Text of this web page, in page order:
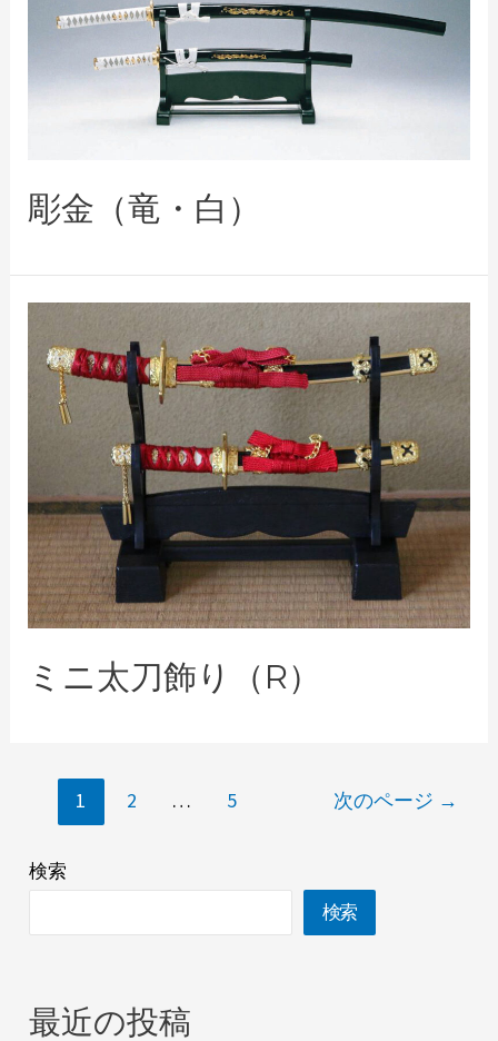
彫金（竜・白）
ミニ太刀飾り（R）
1 2 … 5 次のページ →
検索
検索
最近の投稿